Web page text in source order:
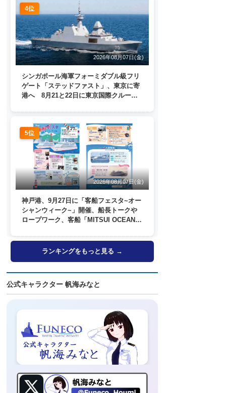
4位
2026年08月07日(金)
シンガポール海軍フォーミダブル級フリ
ゲート「ステッドファスト」、東京に寄
港へ 8月21と22日に東京国際クルーズ
5位
2026年08月07日(金)
神戸港、9月27日に「客船フェスタ~オー
シャンウィーク~」開催、船長トークや
ロープワーク、客船「MITSUI OCEAN
ランキングをもっと見る →
公式キャラクター 帆海みなと